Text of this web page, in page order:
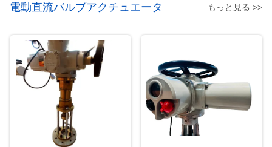
電動直流バルブアクチュエータ もっと見る >>